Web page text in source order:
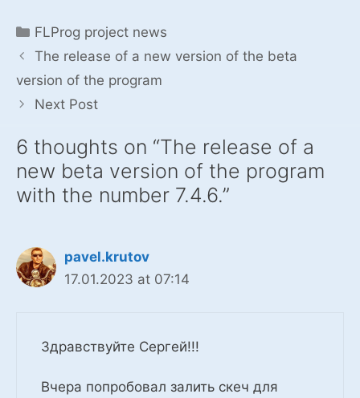
Categories
FLProg project news
The release of a new version of the beta
version of the program
Next Post
6 thoughts on “The release of a
new beta version of the program
with the number 7.4.6.”
pavel.krutov
17.01.2023 at 07:14
Здравствуйте Сергей!!!
Вчера попробовал залить скеч для